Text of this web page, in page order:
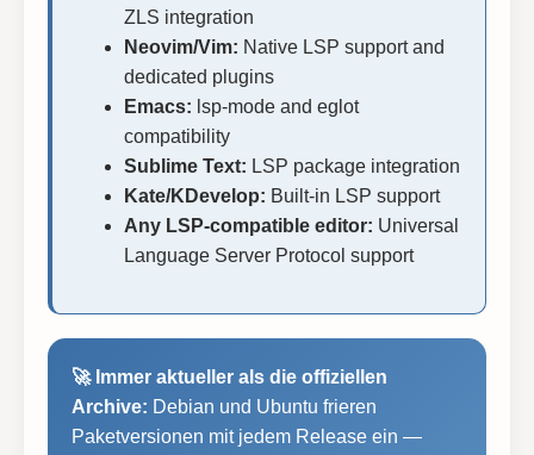
ZLS integration
Neovim/Vim: Native LSP support and
dedicated plugins
Emacs: lsp-mode and eglot
compatibility
Sublime Text: LSP package integration
Kate/KDevelop: Built-in LSP support
Any LSP-compatible editor: Universal
Language Server Protocol support
🚀 Immer aktueller als die offiziellen
Archive: Debian und Ubuntu frieren
Paketversionen mit jedem Release ein —